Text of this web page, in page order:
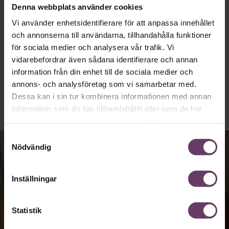
Denna webbplats använder cookies
Vi använder enhetsidentifierare för att anpassa innehållet
och annonserna till användarna, tillhandahålla funktioner
för sociala medier och analysera vår trafik. Vi
vidarebefordrar även sådana identifierare och annan
information från din enhet till de sociala medier och
annons- och analysföretag som vi samarbetar med.
Dessa kan i sin tur kombinera informationen med annan
information som du har tillhandahållit eller som de har
Nödvändig
Inställningar
Statistik
Chefakademin Talks
#15: Så vaccinerar ni er
mot destruktivt
ledarskap